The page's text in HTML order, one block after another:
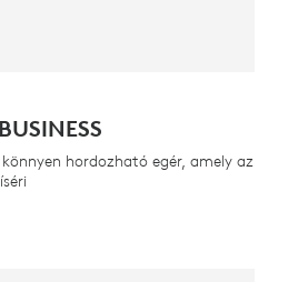
hordozható egér, amely az